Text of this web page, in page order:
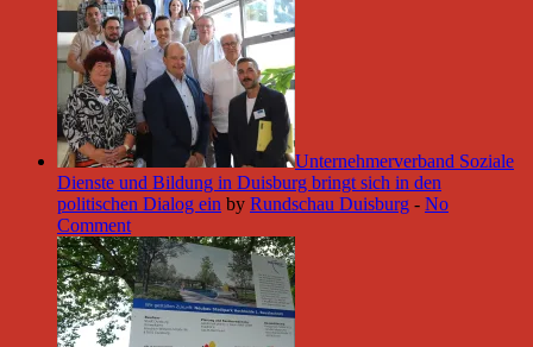
Unternehmerverband Soziale
Dienste und Bildung in Duisburg bringt sich in den
politischen Dialog ein by Rundschau Duisburg - No
Comment